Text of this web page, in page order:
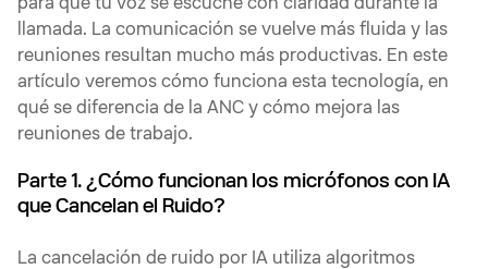
para que tu voz se escuche con claridad durante la
llamada. La comunicación se vuelve más fluida y las
reuniones resultan mucho más productivas. En este
artículo veremos cómo funciona esta tecnología, en
qué se diferencia de la ANC y cómo mejora las
reuniones de trabajo.
Parte 1. ¿Cómo funcionan los micrófonos con IA
que Cancelan el Ruido?
La cancelación de ruido por IA utiliza algoritmos